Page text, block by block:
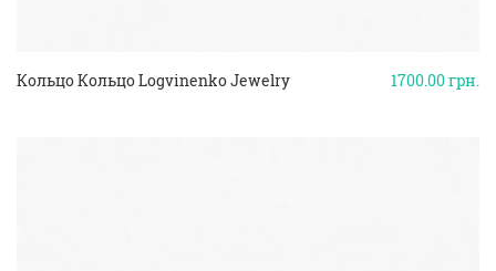
1700.00грн.
Кольцо Кольцо Logvinenko Jewelry